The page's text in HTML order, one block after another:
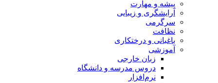
پیشه و مهارت
آرایشگری و زیبایی
سرگرمی
نظافت
باغبانی و درختکاری
آموزشی
زبان خارجی
دروس مدرسه و دانشگاه
نرم‌افزار